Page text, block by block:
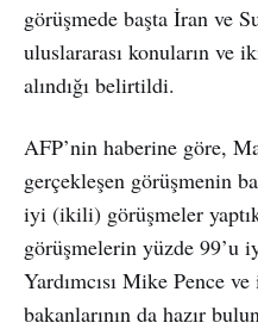
görüşmede başta İran ve
uluslararası konuların
alındığı belirtildi.
AFP’nin haberine göre,
gerçekleşen görüşmenin
iyi (ikili) görüşmeler
görüşmelerin yüzde 99’u
Yardımcısı Mike Pence
bakanlarının da hazır